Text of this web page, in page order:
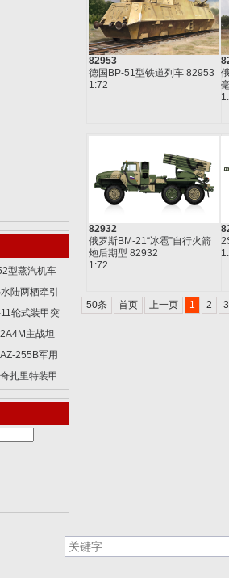
型蒸汽机车
陆两栖牵引
轮式装甲突
主战坦
255B军用
扎里特装甲
82953
德国BP-51型铁道列车 82953
1:72
82932
俄罗斯BM-21“冰雹”自行火箭
炮后期型 82932
1:72
50条 首页 上一页 1 2 3